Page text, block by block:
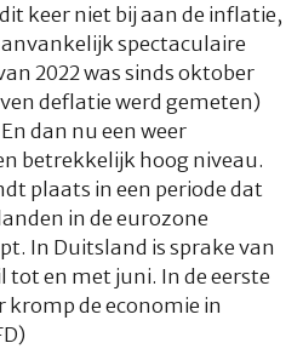
keer niet bij aan de inflatie,
spectaculaire
2022 was sinds oktober
deflatie werd gemeten)
dan nu een weer
betrekkelijk hoog niveau.
plaats in een periode dat
in de eurozone
In Duitsland is sprake van
tot en met juni. In de eerste
kromp de economie in